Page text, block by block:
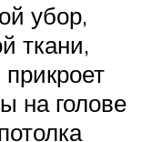
убор,
ткани,
на голове